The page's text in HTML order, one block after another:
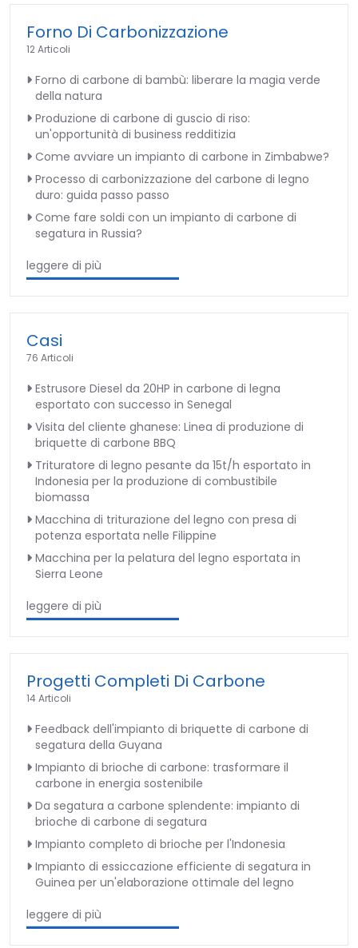
Forno Di Carbonizzazione
12 Articoli
Forno di carbone di bambù: liberare la magia verde
della natura
Produzione di carbone di guscio di riso:
un'opportunità di business redditizia
Come avviare un impianto di carbone in Zimbabwe?
Processo di carbonizzazione del carbone di legno
duro: guida passo passo
Come fare soldi con un impianto di carbone di
segatura in Russia?
leggere di più
Casi
76 Articoli
Estrusore Diesel da 20HP in carbone di legna
esportato con successo in Senegal
Visita del cliente ghanese: Linea di produzione di
briquette di carbone BBQ
Trituratore di legno pesante da 15t/h esportato in
Indonesia per la produzione di combustibile
biomassa
Macchina di triturazione del legno con presa di
potenza esportata nelle Filippine
Macchina per la pelatura del legno esportata in
Sierra Leone
leggere di più
Progetti Completi Di Carbone
14 Articoli
Feedback dell'impianto di briquette di carbone di
segatura della Guyana
Impianto di brioche di carbone: trasformare il
carbone in energia sostenibile
Da segatura a carbone splendente: impianto di
brioche di carbone di segatura
Impianto completo di brioche per l'Indonesia
Impianto di essiccazione efficiente di segatura in
Guinea per un'elaborazione ottimale del legno
leggere di più